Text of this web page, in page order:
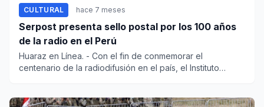
CULTURAL hace 7 meses
Serpost presenta sello postal por los 100 años
de la radio en el Perú
Huaraz en Línea. - Con el fin de conmemorar el
centenario de la radiodifusión en el país, el Instituto